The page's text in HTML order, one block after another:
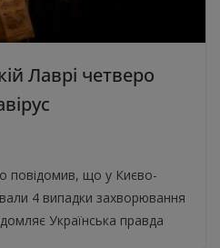
Лаврі четверо
повідомив, що у Києво-
4 випадки захворювання
Українська правда